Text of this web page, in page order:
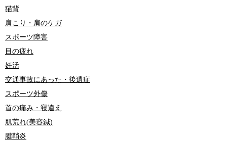
猫背
肩こり・肩のケガ
スポーツ障害
目の疲れ
妊活
交通事故にあった・後遺症
スポーツ外傷
首の痛み・寝違え
肌荒れ(美容鍼)
腱鞘炎